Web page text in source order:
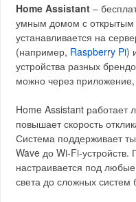
Home Assistant –
умным домом с
устанавливается на
(например, Raspberry Pi)
устройства разных
можно через
Home Assistant работает
повышает скорость
Система поддерживает
Wave до Wi-Fi-
настраивается под
света до сложных систем